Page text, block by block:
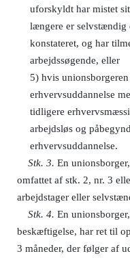
uforskyldt har mistet
længere er
konstateret, og har
arbejdssøgende, eller
5) hvis
erhvervsuddannelse
tidligere
arbejdsløs og
erhvervsuddannelse.
Stk. 3. En
omfattet af stk. 2, nr. 3
arbejdstager eller
Stk. 4. En
beskæftigelse, har ret til
3 måneder, der følger af